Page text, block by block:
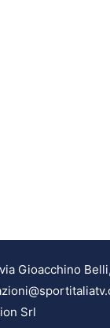
Gioacchino
Srl